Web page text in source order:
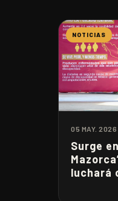
NOTICIAS
05 MAY. 2026
Surge
luchará